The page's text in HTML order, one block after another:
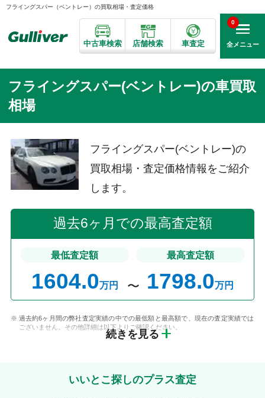
フライングスパー（ベントレー）の買取相場・査定価格
中古車検索 店舗検索 車査定 全メニュー
0
フライングスパー(ベントレー)の車買取
相場
フライングスパー(ベントレー)の
買取相場・査定価格情報をご紹介
します。
過去6ヶ月での最高査定額
最低査定額
1604.0万円
最高査定額
1798.0万円
過去約6ヶ月間の弊社査定実績の中での最低額と最高額で、現在の査定実績では
ございません。その他詳細は以下よりご確認ください。
続きを見る
いいとこ探しのプラス査定